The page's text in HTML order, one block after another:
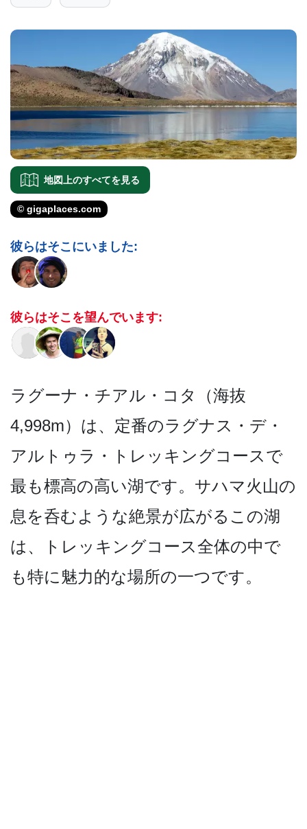
地図上のすべてを見る
© gigaplaces.com
彼らはそこにいました:
彼らはそこを望んでいます:
ラグーナ・チアル・コタ（海­抜
4,998m）は、定番のラグナス・デ・
アルトゥ­ラ・トレッキングコースで
最も標高の高い湖です。サ­ハマ火山の
息を呑むような絶景が広がるこの湖
は、ト­レッキングコース全体の中で
も特に魅力的な場所の一­つです。